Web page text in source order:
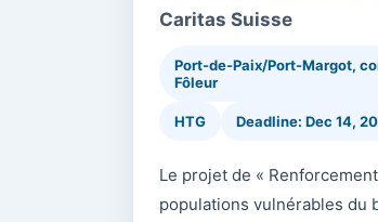
Caritas Suisse
Port-de-Paix/Port-Margot,
Fôleur
HTG Deadline: Dec 14,
Le projet de «
populations vulnérables du